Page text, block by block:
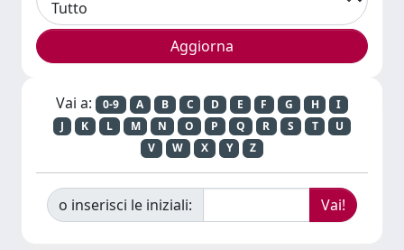
Vai a: 0-9 A B C D E F G H
I
J
K L M N O P Q R S T
U
V
W X Y Z
o inserisci le iniziali: